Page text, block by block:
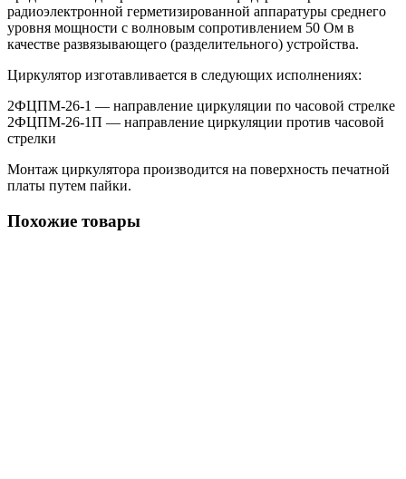
радиоэлектронной герметизированной аппаратуры среднего
уровня мощности с волновым сопротивлением 50 Ом в
качестве развязывающего (разделительного) устройства.
Циркулятор изготавливается в следующих исполнениях:
2ФЦПМ-26-1 — направление циркуляции по часовой стрелке
2ФЦПМ-26-1П — направление циркуляции против часовой
стрелки
Монтаж циркулятора производится на поверхность печатной
платы путем пайки.
Похожие товары